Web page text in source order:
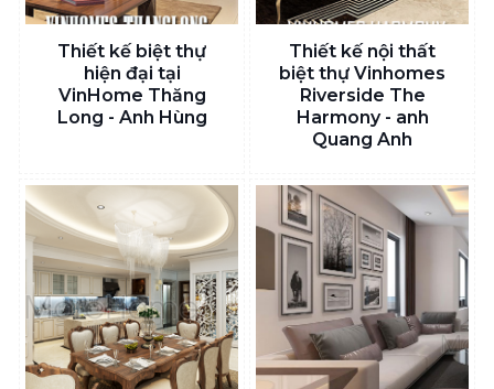
Thiết kế biệt thự
hiện đại tại
VinHome Thăng
Long - Anh Hùng
Thiết kế nội thất
biệt thự Vinhomes
Riverside The
Harmony - anh
Quang Anh